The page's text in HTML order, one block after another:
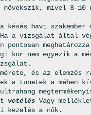
növekszik, mivel 8-
késés havi
Ha a vizsgálat által
pontosan
kor nem egyezik a
és az elemzés
a tünetek a
vetélés Vagy
kezelés a nők.